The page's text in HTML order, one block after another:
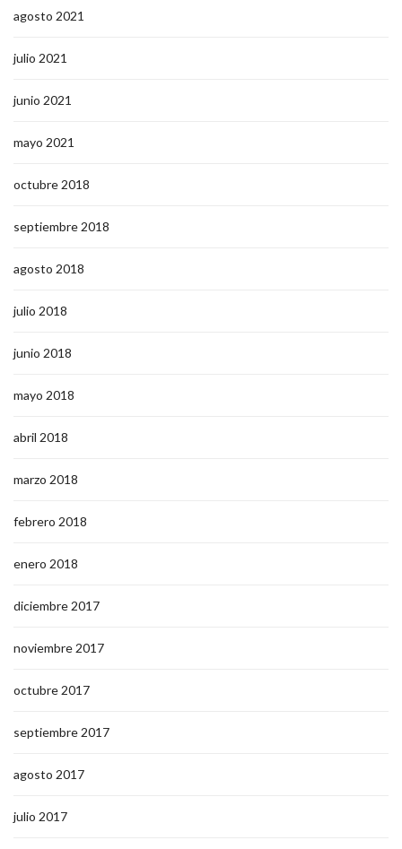
agosto 2021
julio 2021
junio 2021
mayo 2021
octubre 2018
septiembre 2018
agosto 2018
julio 2018
junio 2018
mayo 2018
abril 2018
marzo 2018
febrero 2018
enero 2018
diciembre 2017
noviembre 2017
octubre 2017
septiembre 2017
agosto 2017
julio 2017